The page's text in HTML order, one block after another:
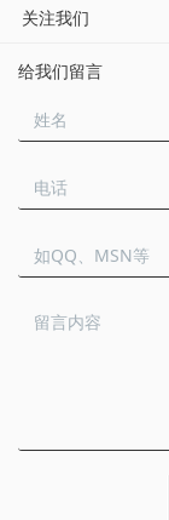
关注我们
给我们留言